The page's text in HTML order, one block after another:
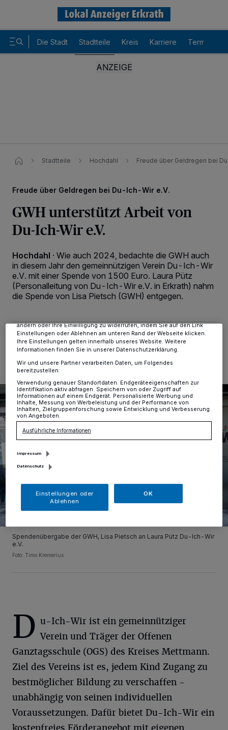
Die Stadt Stadtteile Kreis Karriere Termine
Stadtteile Hochdahl Freude über Geldregen bei
Freude über Geldregen bei Du-Ich-Wir e.V.
GWH unterstützt Arbeit von
Du-Ich-Wir e.V.
Hochdahl · Wie auch 2024, bedachte die GWH auch
in diesem Jahr den gemeinnützigen Verein Du-Ich-Wir
e.V. mit einer Spende von 1500 Euro. Laura Pütz
(Personalleitung von Du-Ich-Wir e.V. in Erkrath) nahm
die Spende von Lisa Pietsch (GWH) entgegen.
11.08.2025 , 13:49 Uhr Eine Minute Lesezeit
Spendenübergabe der GWH, Lisa Pietsch an Laura Pütz Du-Ich-Wir
e.V.
Foto: Timo Kremerius
D u-Ich-Wir ist ein gemeinnütziger
Verein und Träger der Offenen
Ganztagsschule (OGS) des Kreises Mettmann.
Ziel des Vereins ist es, jedem Kind Zugang zu
bestmöglicher Bildung zu verschaffen -
unabhängig von seinen individuellen
Voraussetzungen. Dafür bietet Du-Ich-Wir ein
Wir und unsere
-Partner speichern und greifen auf
personenbezogene Daten wie Browserdaten oder eindeutige
Kennungen auf Ihrem Gerät zu. Durch Auswahl von OK aktivieren Sie
Tracking-Technologien für die unter „Wir und unsere Partner
verarbeiten Daten, um Ihnen Dienste bereitzustellen“ aufgeführten
Zwecke. Wenn Tracker deaktiviert sind, sind manche Inhalte und
ändern oder Ihre Einwilligung zu widerrufen, indem Sie auf den Link
Einstellungen oder Ablehnen am unteren Rand der Webseite klicken.
Ihre Einstellungen gelten innerhalb unseres Website. Weitere
Informationen finden Sie in unserer Datenschutzerklärung.
Wir und unsere Partner verarbeiten Daten, um Folgendes
bereitzustellen:
Verwendung genauer Standortdaten. Endgeräteeigenschaften zur
Identifikation aktiv abfragen. Speichern von oder Zugriff auf
Informationen auf einem Endgerät. Personalisierte Werbung und
Inhalte, Messung von Werbeleistung und der Performance von
Inhalten, Zielgruppenforschung sowie Entwicklung und Verbesserung
von Angeboten.
Ausführliche Informationen
Impressum
Datenschutz
Einstellungen oder
Ablehnen
OK